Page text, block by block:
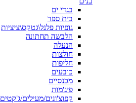
בגדי ים
בית ספר
גופיות פלנל\גטקס\ציציות
הלבשה תחתונה
הנעלה
חולצות
חליפות
כובעים
מכנסיים
פיג'מות
קפוצ'ונים/מעילים/ג'קטים